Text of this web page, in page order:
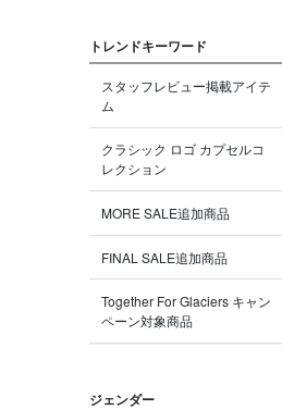
トレンドキーワード
スタッフレビュー掲載アイテ
ム
クラシック ロゴ カプセルコ
レクション
MORE SALE追加商品
FINAL SALE追加商品
Together For Glaciers キャン
ペーン対象商品
ジェンダー